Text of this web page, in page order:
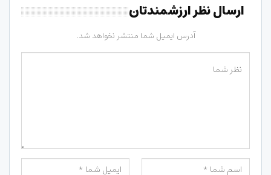
ارسال نظر ارزشمندتان
آدرس ایمیل شما منتشر نخواهد شد.